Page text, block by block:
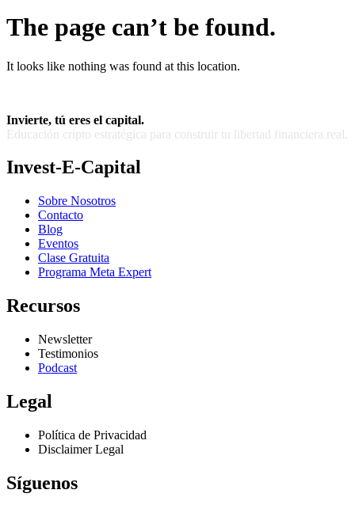
The page can’t be found.
It looks like nothing was found at this location.
Invierte, tú eres el capital.
Educación cripto estratégica para construir tu libertad financiera real.
Invest-E-Capital
Sobre Nosotros
Contacto
Blog
Eventos
Clase Gratuita
Programa Meta Expert
Recursos
Newsletter
Testimonios
Podcast
Legal
Política de Privacidad
Disclaimer Legal
Síguenos